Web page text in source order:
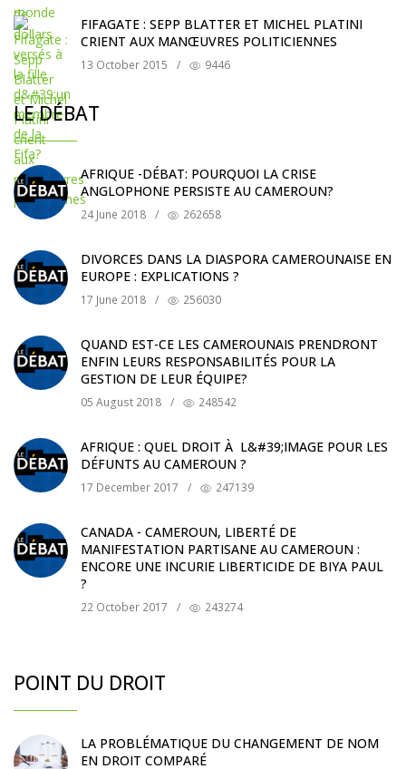
FIFAGATE : SEPP BLATTER ET MICHEL PLATINI
CRIENT AUX MANŒUVRES POLITICIENNES
13 October 2015 / 9446
LE DÉBAT
AFRIQUE -DÉBAT: POURQUOI LA CRISE
ANGLOPHONE PERSISTE AU CAMEROUN?
24 June 2018 / 262658
DIVORCES DANS LA DIASPORA CAMEROUNAISE EN
EUROPE : EXPLICATIONS ?
17 June 2018 / 256030
QUAND EST-CE LES CAMEROUNAIS PRENDRONT
ENFIN LEURS RESPONSABILITÉS POUR LA
GESTION DE LEUR ÉQUIPE?
05 August 2018 / 248542
AFRIQUE : QUEL DROIT À L&#39;IMAGE POUR LES
DÉFUNTS AU CAMEROUN ?
17 December 2017 / 247139
CANADA - CAMEROUN, LIBERTÉ DE
MANIFESTATION PARTISANE AU CAMEROUN :
ENCORE UNE INCURIE LIBERTICIDE DE BIYA PAUL
?
22 October 2017 / 243274
POINT DU DROIT
LA PROBLÉMATIQUE DU CHANGEMENT DE NOM
EN DROIT COMPARÉ